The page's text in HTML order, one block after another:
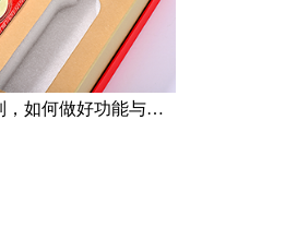
产品包装盒定制，如何做好功能与目的分类